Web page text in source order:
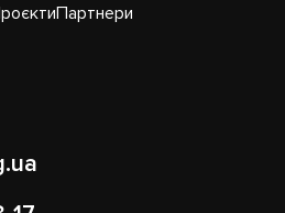
Партнери